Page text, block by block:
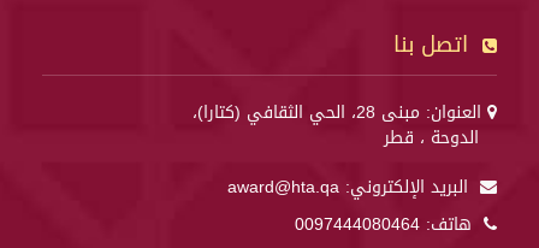
اتصل بنا
العنوان: مبنى 28، الحي الثقافي (كتارا)،
الدوحة ، قطر
البريد الإلكتروني: award@hta.qa
هاتف: 0097444080464